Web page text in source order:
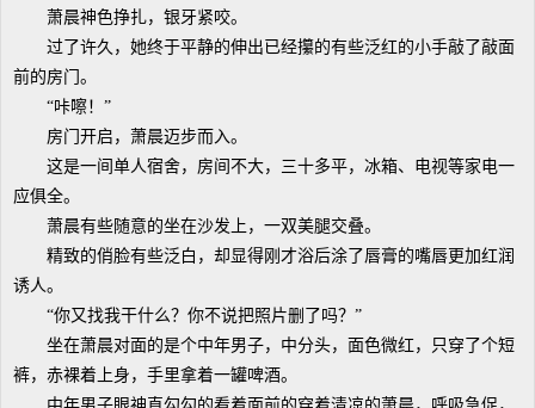
萧晨神色挣扎，银牙紧咬。
过了许久，她终于平静的伸出已经攥的有些泛红的小手敲了敲面
前的房门。
“咔嚓！”
房门开启，萧晨迈步而入。
这是一间单人宿舍，房间不大，三十多平，冰箱、电视等家电一
应俱全。
萧晨有些随意的坐在沙发上，一双美腿交叠。
精致的俏脸有些泛白，却显得刚才浴后涂了唇膏的嘴唇更加红润
诱人。
“你又找我干什么？你不说把照片删了吗？”
坐在萧晨对面的是个中年男子，中分头，面色微红，只穿了个短
裤，赤裸着上身，手里拿着一罐啤酒。